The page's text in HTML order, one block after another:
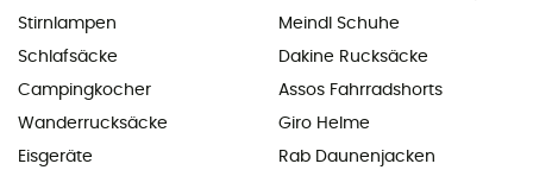
Stirnlampen
Schlafsäcke
Campingkocher
Wanderrucksäcke
Eisgeräte
Meindl Schuhe
Dakine Rucksäcke
Assos Fahrradshorts
Giro Helme
Rab Daunenjacken